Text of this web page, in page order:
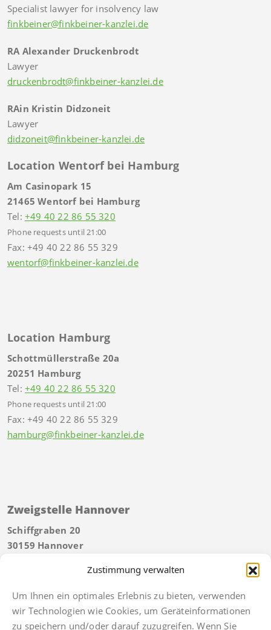
Zustimmung verwalten
Um Ihnen ein optimales Erlebnis zu bieten, verwenden
wir Technologien wie Cookies, um Geräteinformationen
zu speichern und/oder darauf zuzugreifen. Wenn Sie
Specialist lawyer for insolvency law
finkbeiner@finkbeiner-kanzlei.de
RA Alexander Druckenbrodt
Lawyer
druckenbrodt@finkbeiner-kanzlei.de
RAin Kristin Didzoneit
Lawyer
didzoneit@finkbeiner-kanzlei.de
Location Wentorf bei Hamburg
Am Casinopark 15
21465 Wentorf bei Hamburg
Tel: +49 40 22 86 55 320
Phone requests until 21:00
Fax: +49 40 22 86 55 329
wentorf@finkbeiner-kanzlei.de
Location Hamburg
Schottmüllerstraße 20a
20251 Hamburg
Tel: +49 40 22 86 55 320
Phone requests until 21:00
Fax: +49 40 22 86 55 329
hamburg@finkbeiner-kanzlei.de
Zweigstelle Hannover
Schiffgraben 20
30159 Hannover
Telefonische Erreichbarkeit bis 21 Uhr
Fax: +49 511 592934 49
hannover@finkbeiner-kanzlei.de